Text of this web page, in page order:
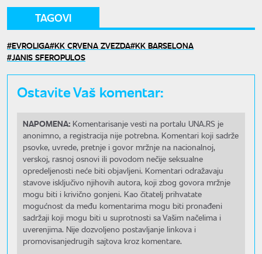
TAGOVI
EVROLIGA KK CRVENA ZVEZDA KK BARSELONA
JANIS SFEROPULOS
Ostavite Vaš komentar:
NAPOMENA: Komentarisanje vesti na portalu UNA.RS je
anonimno, a registracija nije potrebna. Komentari koji sadrže
psovke, uvrede, pretnje i govor mržnje na nacionalnoj,
verskoj, rasnoj osnovi ili povodom nečije seksualne
opredeljenosti neće biti objavljeni. Komentari odražavaju
stavove isključivo njihovih autora, koji zbog govora mržnje
mogu biti i krivično gonjeni. Kao čitatelj prihvatate
mogućnost da među komentarima mogu biti pronađeni
sadržaji koji mogu biti u suprotnosti sa Vašim načelima i
uverenjima. Nije dozvoljeno postavljanje linkova i
promovisanjedrugih sajtova kroz komentare.